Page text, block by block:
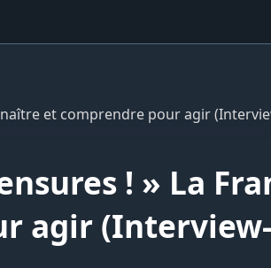
et comprendre pour agir
! » La
agir